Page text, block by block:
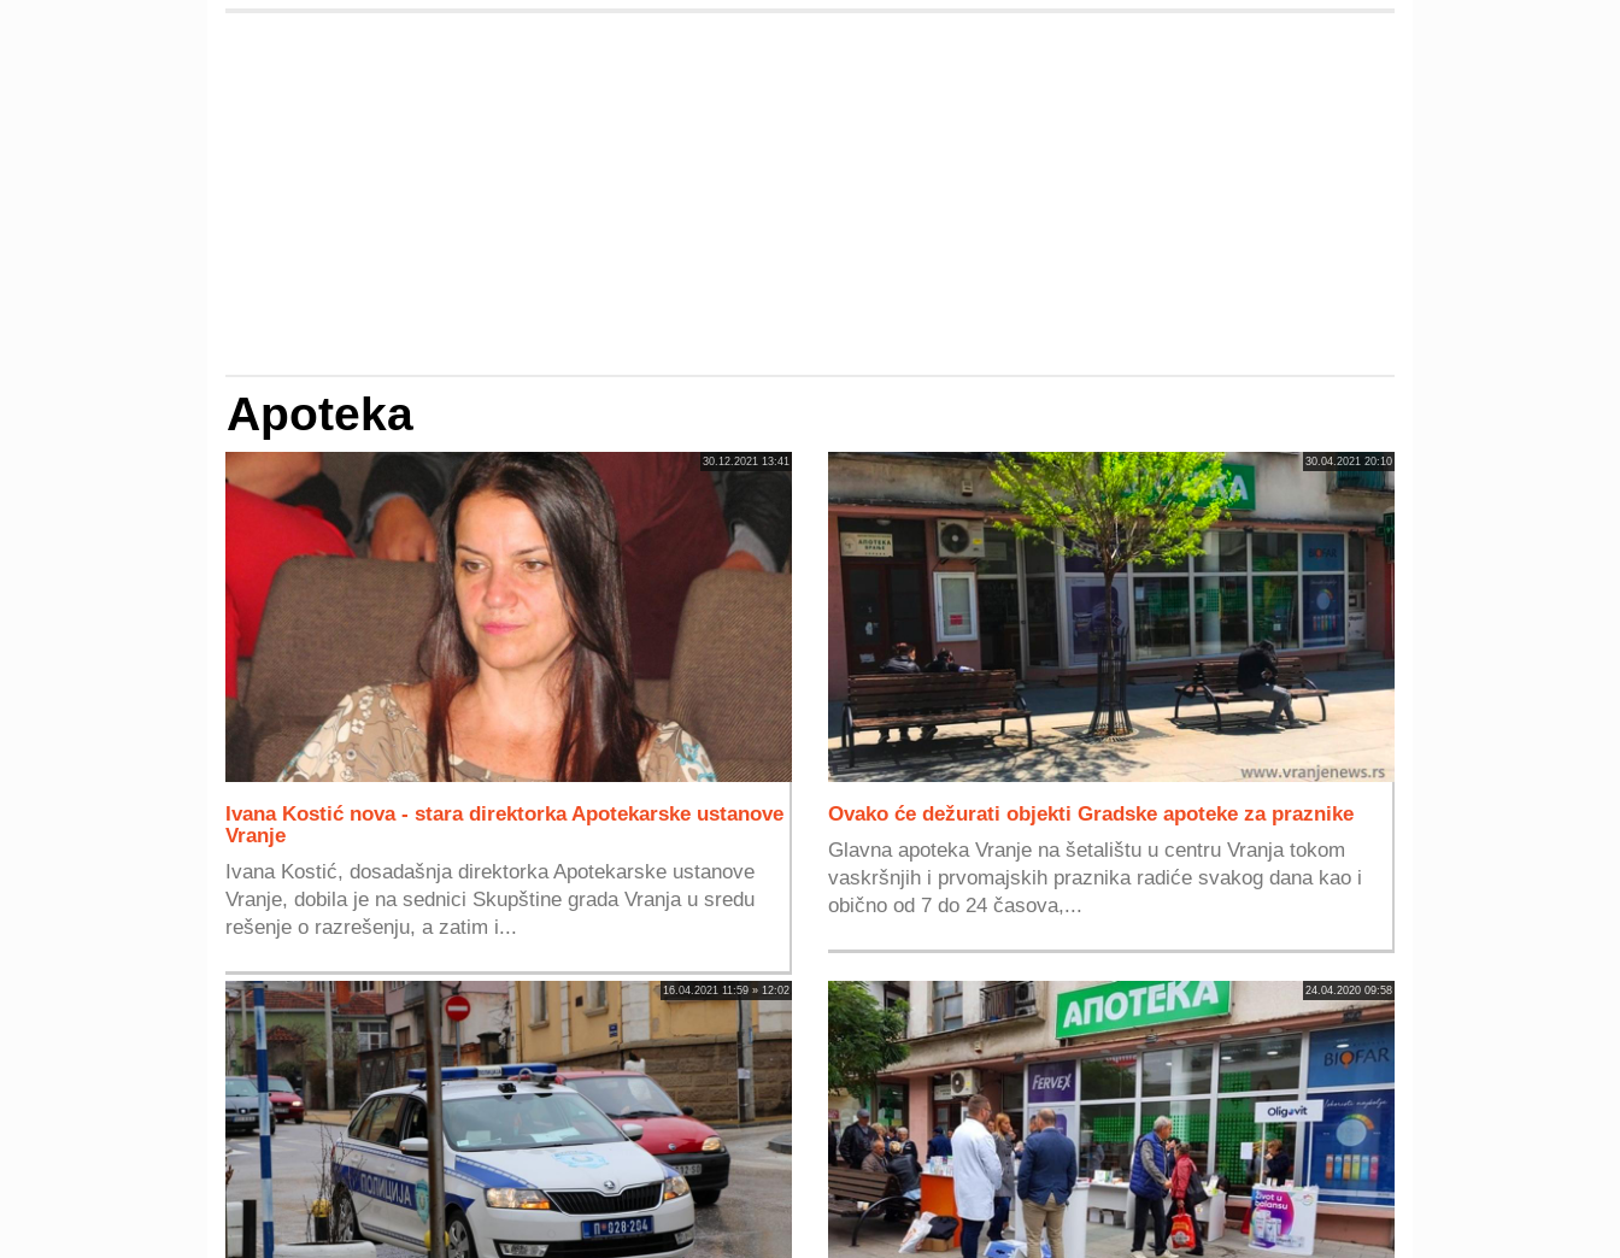
Apoteka
30.12.2021 13:41
Ivana Kostić nova - stara direktorka Apotekarske ustanove
Vranje
Ivana Kostić, dosadašnja direktorka Apotekarske ustanove
Vranje, dobila je na sednici Skupštine grada Vranja u sredu
rešenje o razrešenju, a zatim i...
30.04.2021 20:10
Ovako će dežurati objekti Gradske apoteke za praznike
Glavna apoteka Vranje na šetalištu u centru Vranja tokom
vaskršnjih i prvomajskih praznika radiće svakog dana kao i
obično od 7 do 24 časova,...
16.04.2021 11:59 » 12:02 24.04.2020 09:58